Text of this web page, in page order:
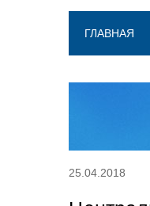
ГЛАВНАЯ
25.04.2018